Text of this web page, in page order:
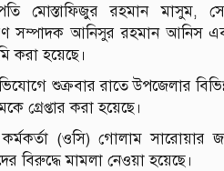
মোস্তাফিজুর রহমান মাসুম,
সম্পাদক আনিসুর রহমান
হয়েছে।
শুক্রবার রাতে উপজেলার
গ্রেপ্তার করা হয়েছে।
কর্মকর্তা (ওসি) গোলাম সারোয়ার
বিরুদ্ধে মামলা নেওয়া হয়েছে।